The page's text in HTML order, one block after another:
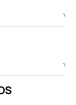
√
√